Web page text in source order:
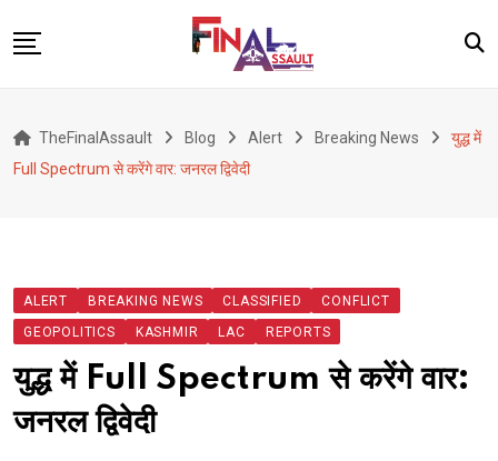
to
War
Alert
Classified
About Us
TheFinalAssault Blog Alert Breaking News
युद्ध में
Full Spectrum से करेंगे वार: जनरल द्विवेदी
ALERT BREAKING NEWS CLASSIFIED
CONFLICT
GEOPOLITICS
KASHMIR LAC REPORTS
युद्ध में Full Spectrum से करेंगे वार:
जनरल द्विवेदी